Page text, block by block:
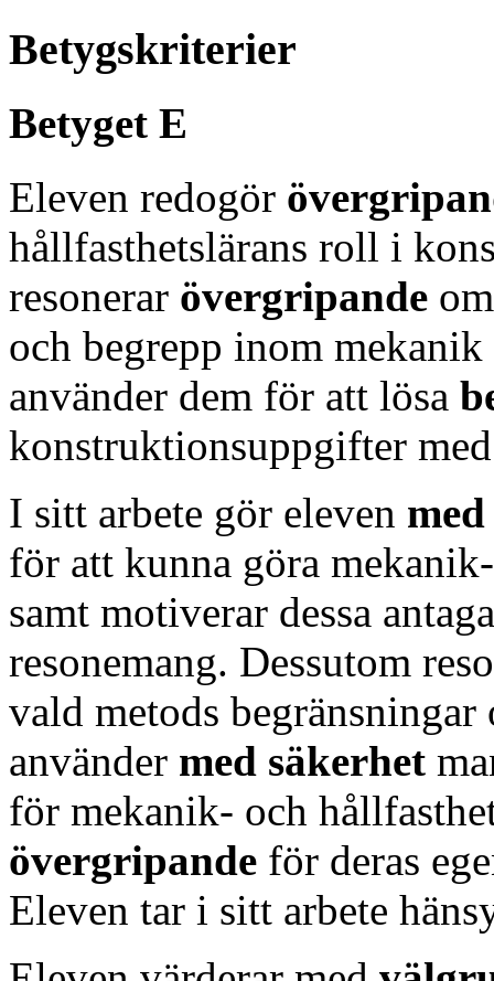
Betygskriterier
Betyget E
Eleven redogör
hållfasthetslärans roll i
resonerar övergripande
och begrepp inom
använder dem för att lösa
konstruktionsuppgifter
I sitt arbete gör eleven
för att kunna göra
samt motiverar dessa
resonemang. Dessutom
vald metods
använder med säkerhet
för mekanik- och
övergripande för deras
Eleven tar i sitt arbete